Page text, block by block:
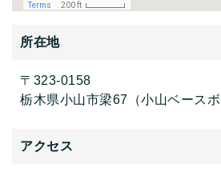
所在地
〒323-0158
栃木県小山市梁67（小山ベースボ
アクセス